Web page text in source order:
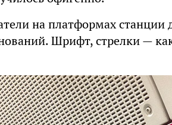
на платформах
Шрифт, стрелки —